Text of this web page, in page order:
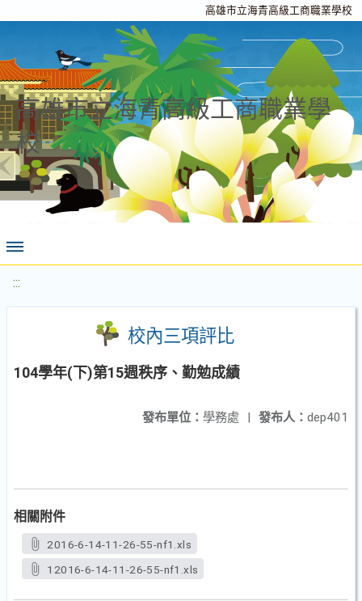
高雄市立海青高級工商職業學校
高雄市立海青高級工商職業學
校
:::
校內三項評比
104學年(下)第15週秩序、勤勉成績
發布人： dep401
發布單位： 學務處 |
相關附件
2016-6-14-11-26-55-nf1.xls
12016-6-14-11-26-55-nf1.xls